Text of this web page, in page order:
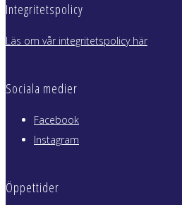
Integritetspolicy
Läs om vår integritetspolicy här
Sociala medier
Facebook
Instagram
Öppettider